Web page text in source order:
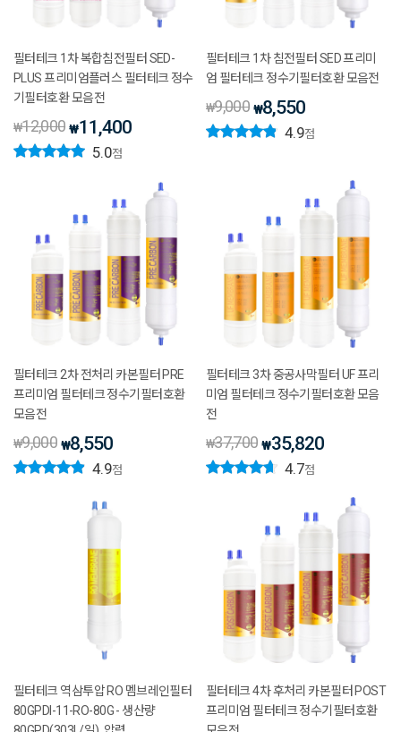
필터테크 1차 복합침전필터 SED-
PLUS 프리미엄플러스 필터테크 정수
기필터호환 모음전
₩12,000 ₩11,400
5.0점
필터테크 1차 침전필터 SED 프리미
엄 필터테크 정수기필터호환 모음전
₩9,000 ₩8,550
4.9점
필터테크 2차 전처리 카본필터 PRE
프리미엄 필터테크 정수기필터호환
모음전
₩9,000 ₩8,550
4.9점
필터테크 3차 중공사막필터 UF 프리
미엄 필터테크 정수기필터호환 모음
전
₩37,700 ₩35,820
4.7점
필터테크 역삼투압 RO 멤브레인필터
80GPDI-11-RO-80G - 생산량
필터테크 4차 후처리 카본필터 POST
프리미엄 필터테크 정수기필터호환